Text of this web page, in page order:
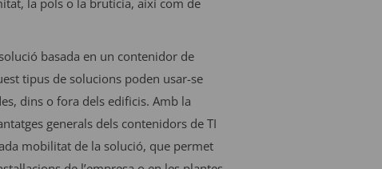
basada en un contenidor de
tipus de solucions poden usar-se
dins o fora dels edificis. Amb la
generals dels contenidors de TI
mobilitat de la solució, que permet